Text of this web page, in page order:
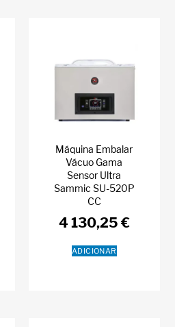
Máquina Embalar
Vácuo Gama
Sensor Ultra
Sammic SU-520P
CC
4 130,25 €
ADICIONAR